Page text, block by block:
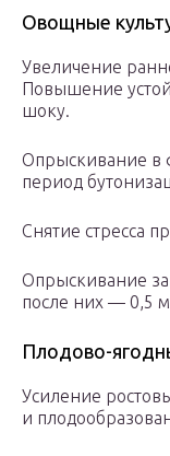
Овощные
Увеличение
Повышение
шоку.
Опрыскивание в
период
Снятие стресса
Опрыскивание
после них — 0,5
Плодово-
Усиление
и